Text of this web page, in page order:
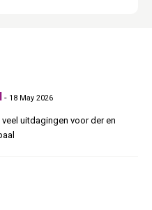
- 18 May 2026
uitdagingen voor der en